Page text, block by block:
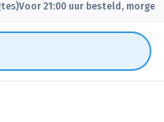
✓ Voor 21:00 uur besteld, morgen